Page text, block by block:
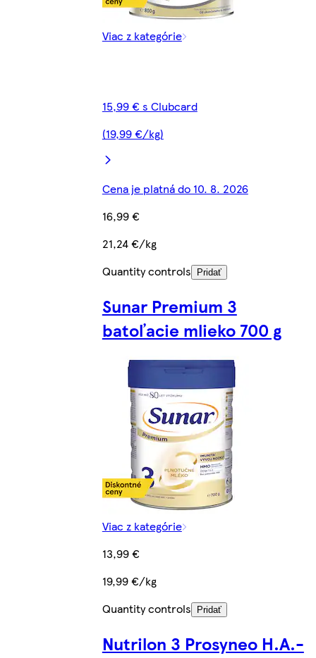
Viac z kategórie
15,99 € s Clubcard
(19,99 €/kg)
Cena je platná do 10. 8. 2026
16,99 €
21,24 €/kg
Quantity controls
Pridať
Sunar Premium 3
batoľacie mlieko 700 g
Viac z kategórie
13,99 €
19,99 €/kg
Quantity controls
Pridať
Nutrilon 3 Prosyneo H.A.-